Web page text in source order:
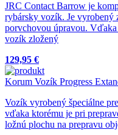
JRC Contact Barrow je
rybársky vozík. Je vyrobený
porvchovou úpravou.
vozík zložený
129,95 €
Korum Vozík Progress
Vozík vyrobený špeciálne
vďaka ktorému je pri
ložnú plochu na prepravu